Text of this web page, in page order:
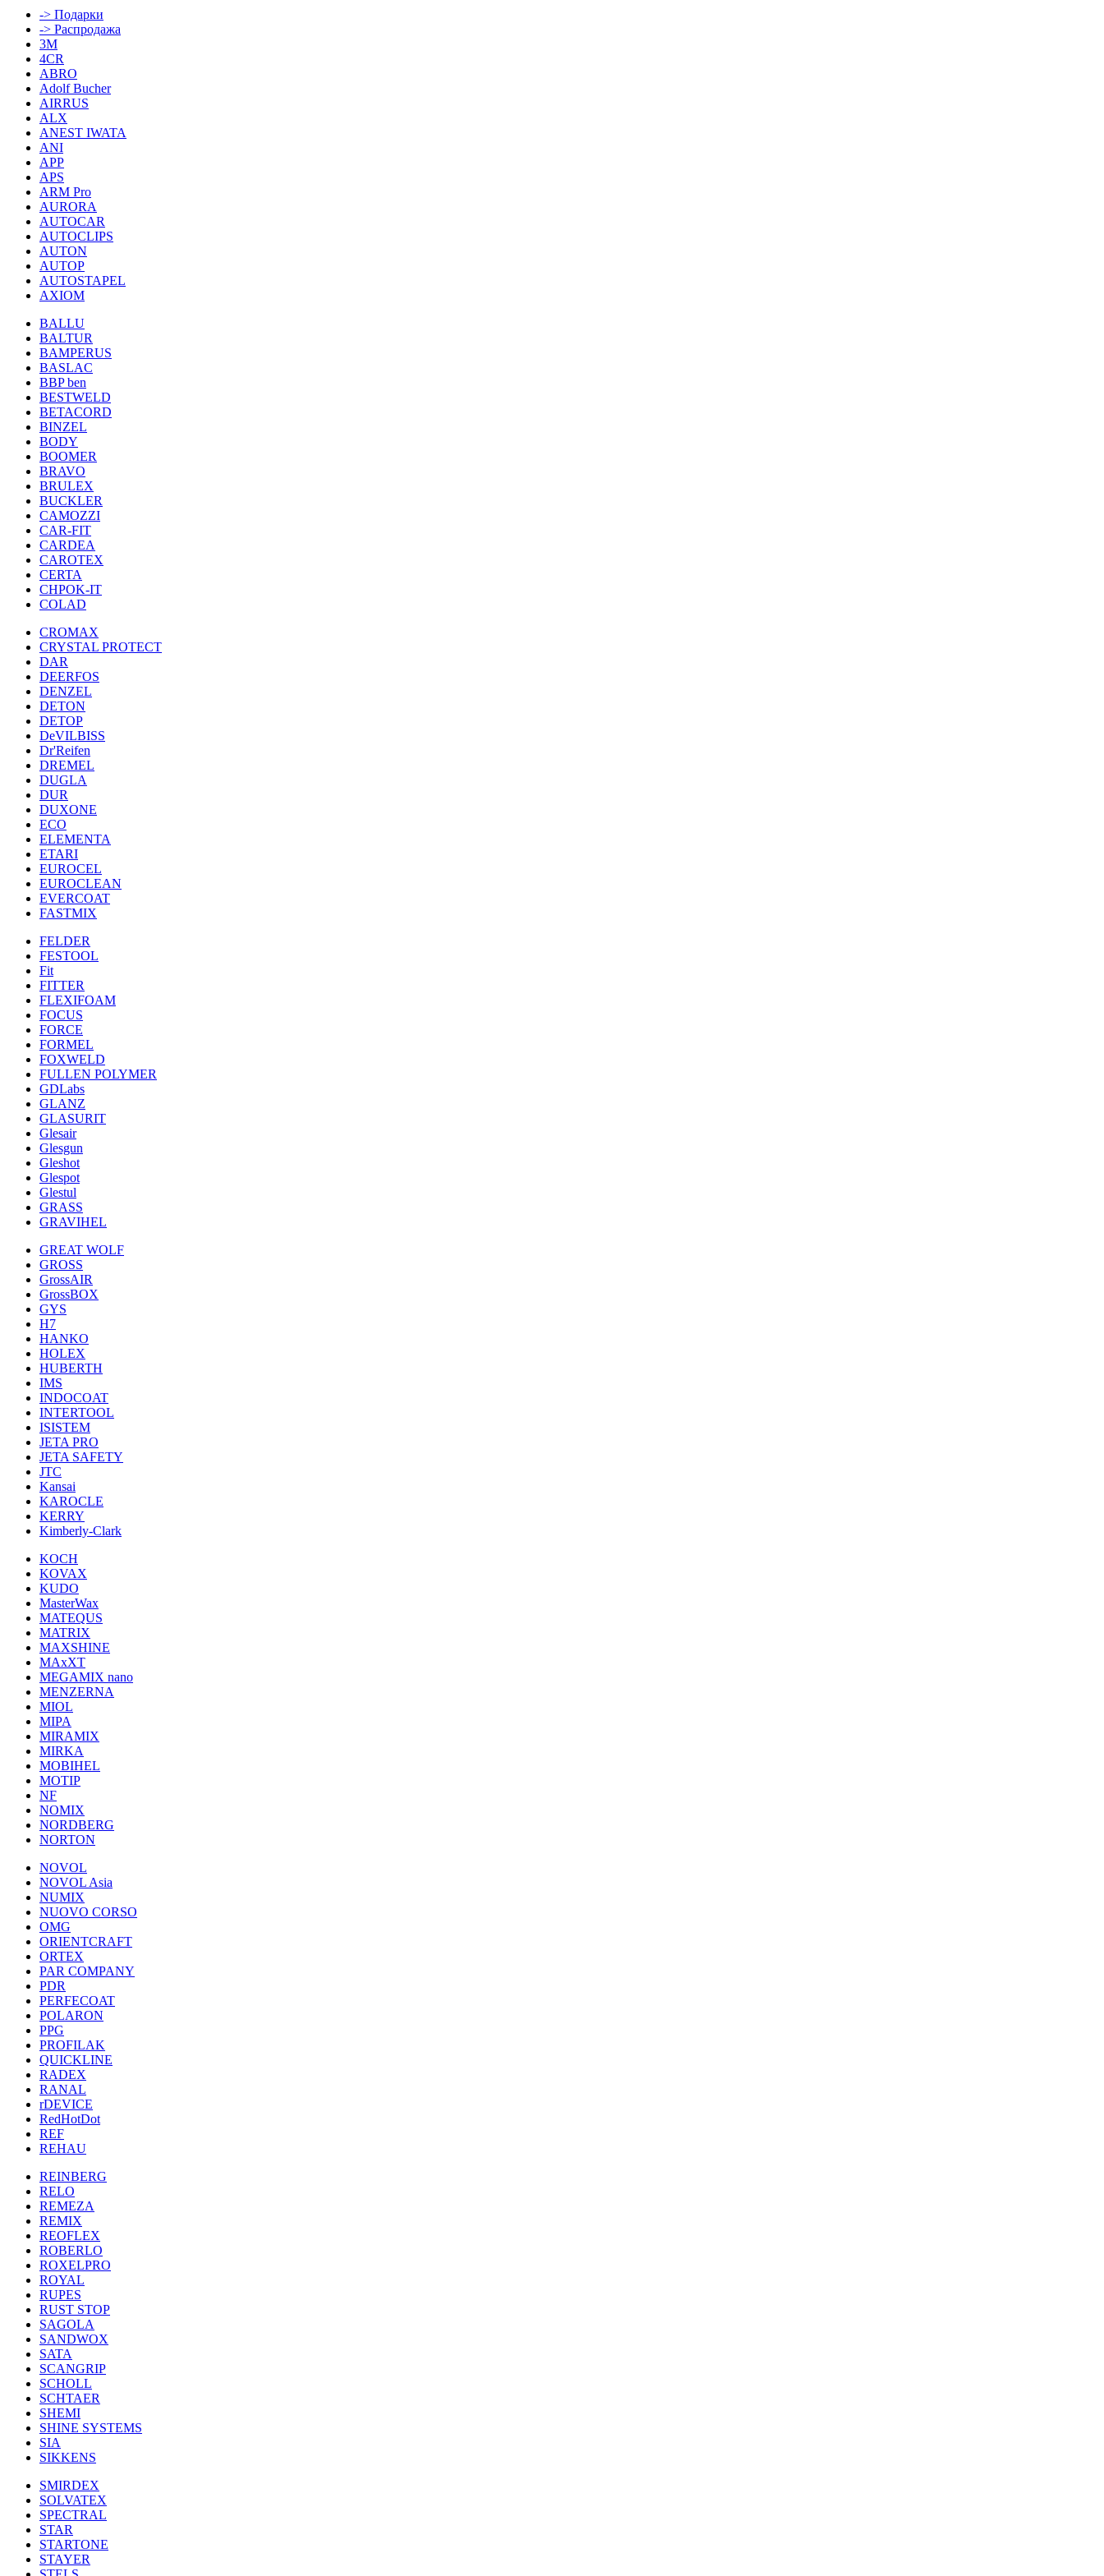
-> Подарки
-> Распродажа
3M
4CR
ABRO
Adolf Bucher
AIRRUS
ALX
ANEST IWATA
ANI
APP
APS
ARM Pro
AURORA
AUTOCAR
AUTOCLIPS
AUTON
AUTOP
AUTOSTAPEL
AXIOM
BALLU
BALTUR
BAMPERUS
BASLAC
BBP ben
BESTWELD
BETACORD
BINZEL
BODY
BOOMER
BRAVO
BRULEX
BUCKLER
CAMOZZI
CAR-FIT
CARDEA
CAROTEX
CERTA
CHPOK-IT
COLAD
CROMAX
CRYSTAL PROTECT
DAR
DEERFOS
DENZEL
DETON
DETOP
DeVILBISS
Dr'Reifen
DREMEL
DUGLA
DUR
DUXONE
ECO
ELEMENTA
ETARI
EUROCEL
EUROCLEAN
EVERCOAT
FASTMIX
FELDER
FESTOOL
Fit
FITTER
FLEXIFOAM
FOCUS
FORCE
FORMEL
FOXWELD
FULLEN POLYMER
GDLabs
GLANZ
GLASURIT
Glesair
Glesgun
Gleshot
Glespot
Glestul
GRASS
GRAVIHEL
GREAT WOLF
GROSS
GrossAIR
GrossBOX
GYS
H7
HANKO
HOLEX
HUBERTH
IMS
INDOCOAT
INTERTOOL
ISISTEM
JETA PRO
JETA SAFETY
JTC
Kansai
KAROCLE
KERRY
Kimberly-Clark
KOCH
KOVAX
KUDO
MasterWax
MATEQUS
MATRIX
MAXSHINE
MAxXT
MEGAMIX nano
MENZERNA
MIOL
MIPA
MIRAMIX
MIRKA
MOBIHEL
MOTIP
NF
NOMIX
NORDBERG
NORTON
NOVOL
NOVOL Asia
NUMIX
NUOVO CORSO
OMG
ORIENTCRAFT
ORTEX
PAR COMPANY
PDR
PERFECOAT
POLARON
PPG
PROFILAK
QUICKLINE
RADEX
RANAL
rDEVICE
RedHotDot
REF
REHAU
REINBERG
RELO
REMEZA
REMIX
REOFLEX
ROBERLO
ROXELPRO
ROYAL
RUPES
RUST STOP
SAGOLA
SANDWOX
SATA
SCANGRIP
SCHOLL
SCHTAER
SHEMI
SHINE SYSTEMS
SIA
SIKKENS
SMIRDEX
SOLVATEX
SPECTRAL
STAR
STARTONE
STAYER